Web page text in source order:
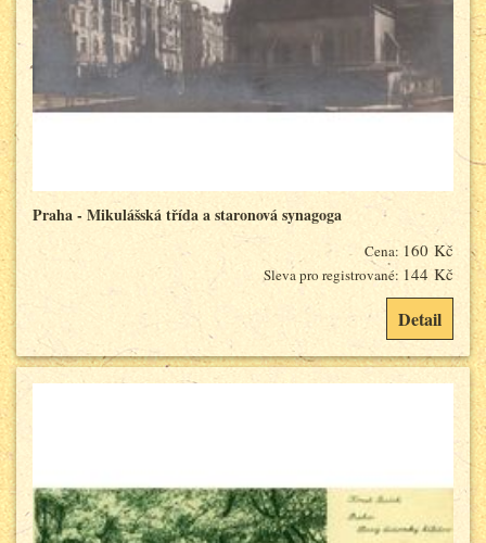
Praha - Mikulášská třída a staronová synagoga
Cena: 160 Kč
Sleva pro registrované: 144 Kč
Detail